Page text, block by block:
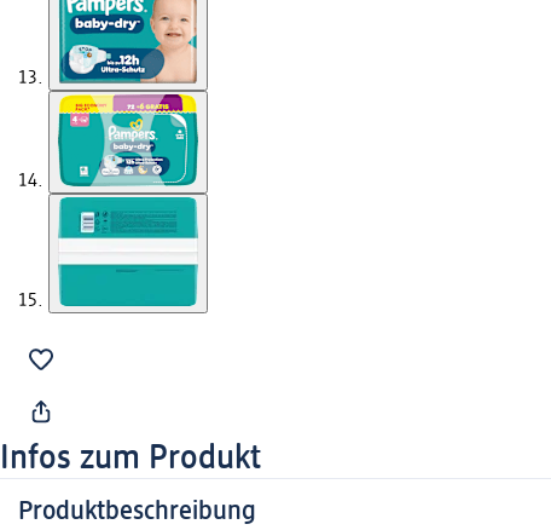
Infos zum Produkt
Produktbeschreibung